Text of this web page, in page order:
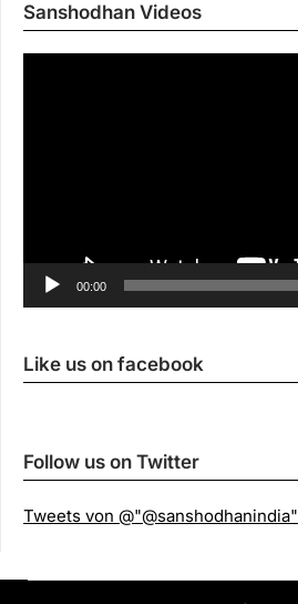
Sanshodhan Videos
00:00
Like us on facebook
Follow us on Twitter
Tweets von @"@sanshodhanindia"